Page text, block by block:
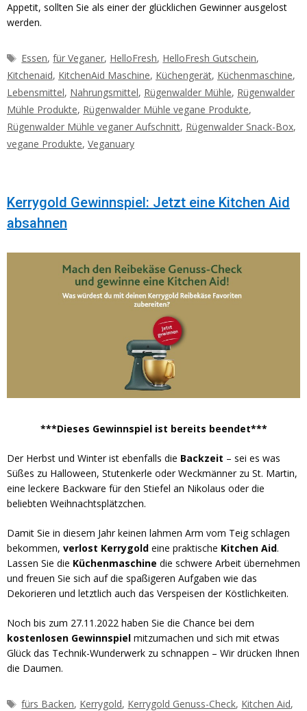
Appetit, sollten Sie als einer der glücklichen Gewinner ausgelost
werden.
Schlagwörter
Essen,für Veganer, HelloFresh, HelloFresh Gutschein,
Kitchenaid, KitchenAid Maschine, Küchengerät, Küchenmaschine,
Lebensmittel, Nahrungsmittel, Rügenwalder Mühle, Rügenwalder
Mühle Produkte, Rügenwalder Mühle vegane Produkte,
Rügenwalder Mühle veganer Aufschnitt, Rügenwalder Snack-Box,
vegane Produkte, Veganuary
Kerrygold Gewinnspiel: Jetzt eine Kitchen Aid
absahnen
***Dieses Gewinnspiel ist bereits beendet***
Der Herbst und Winter ist ebenfalls die Backzeit – sei es was
Süßes zu Halloween, Stutenkerle oder Weckmänner zu St. Martin,
eine leckere Backware für den Stiefel an Nikolaus oder die
beliebten Weihnachtsplätzchen.
Damit Sie in diesem Jahr keinen lahmen Arm vom Teig schlagen
bekommen, verlost Kerrygold eine praktische Kitchen Aid.
Lassen Sie die Küchenmaschine die schwere Arbeit übernehmen
und freuen Sie sich auf die spaßigeren Aufgaben wie das
Dekorieren und letztlich auch das Verspeisen der Köstlichkeiten.
Noch bis zum 27.11.2022 haben Sie die Chance bei dem
kostenlosen Gewinnspiel mitzumachen und sich mit etwas
Glück das Technik-Wunderwerk zu schnappen – Wir drücken Ihnen
die Daumen.
Schlagwörter
fürs Backen, Kerrygold, Kerrygold Genuss-Check, Kitchen Aid,